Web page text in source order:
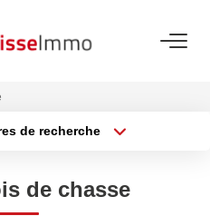
À La Vente
De Votre Bien À L'achat
de recherche
de chasse